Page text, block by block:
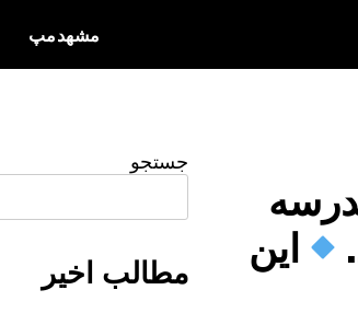
مشهدمپ
این
جستجو
مطالب اخیر